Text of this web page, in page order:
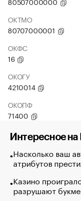
ОКТМО
80707000001
ОКФС
16
ОКОГУ
4210014
ОКОПФ
71400
Интересное на
Насколько ваш
атрибутов
Казино
разрушают